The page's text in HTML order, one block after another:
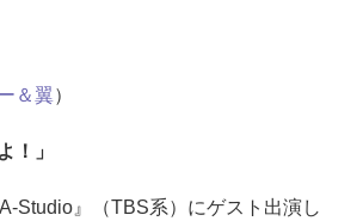
＆翼）
！」
Studio』（TBS系）にゲスト出演し